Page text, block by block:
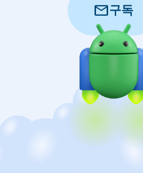
mail구독